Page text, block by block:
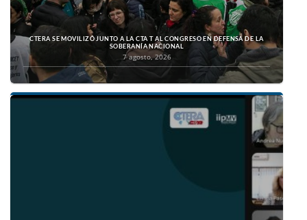
CTERA SE MOVILIZÓ JUNTO A LA CTA T AL CONGRESO EN DEFENSA DE LA
SOBERANÍA NACIONAL
7 agosto, 2026